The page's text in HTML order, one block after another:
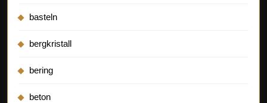
basteln
bergkristall
bering
beton